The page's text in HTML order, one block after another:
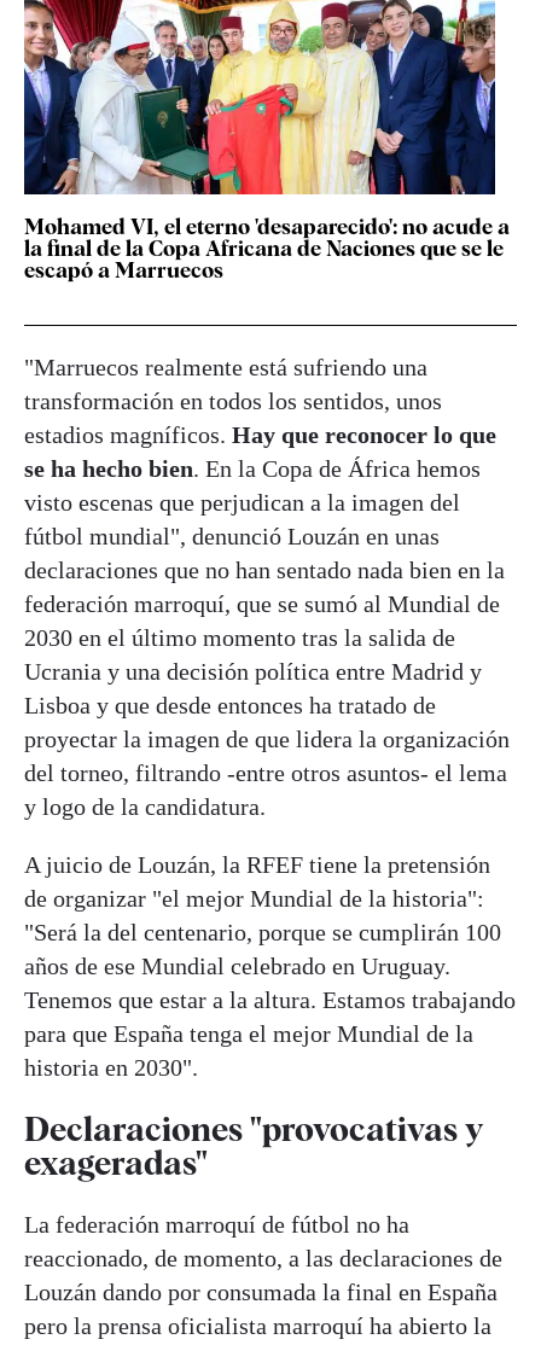
Mohamed VI, el eterno 'desaparecido': no acude a
la final de la Copa Africana de Naciones que se le
escapó a Marruecos
"Marruecos realmente está sufriendo una
transformación en todos los sentidos, unos
estadios magníficos. Hay que reconocer lo que
se ha hecho bien. En la Copa de África hemos
visto escenas que perjudican a la imagen del
fútbol mundial", denunció Louzán en unas
declaraciones que no han sentado nada bien en la
federación marroquí, que se sumó al Mundial de
2030 en el último momento tras la salida de
Ucrania y una decisión política entre Madrid y
Lisboa y que desde entonces ha tratado de
proyectar la imagen de que lidera la organización
del torneo, filtrando -entre otros asuntos- el lema
y logo de la candidatura.
A juicio de Louzán, la RFEF tiene la pretensión
de organizar "el mejor Mundial de la historia":
"Será la del centenario, porque se cumplirán 100
años de ese Mundial celebrado en Uruguay.
Tenemos que estar a la altura. Estamos trabajando
para que España tenga el mejor Mundial de la
historia en 2030".
Declaraciones "provocativas y
exageradas"
La federación marroquí de fútbol no ha
reaccionado, de momento, a las declaraciones de
Louzán dando por consumada la final en España
pero la prensa oficialista marroquí ha abierto la